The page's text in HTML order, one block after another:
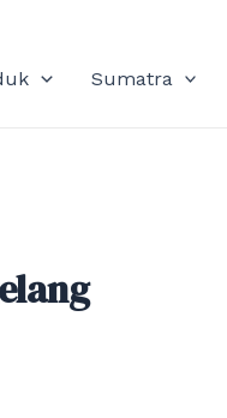
Sumatra